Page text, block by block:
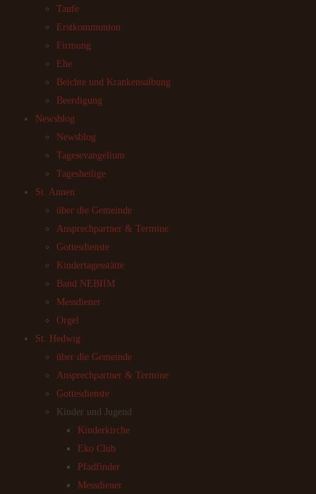
Taufe
Erstkommunion
Firmung
Ehe
Beichte und Krankensalbung
Beerdigung
Newsblog
Newsblog
Tagesevangelium
Tagesheilige
St. Annen
über die Gemeinde
Ansprechpartner & Termine
Gottesdienste
Kindertagesstätte
Band NEBIIM
Messdiener
Orgel
St. Hedwig
über die Gemeinde
Ansprechpartner & Termine
Gottesdienste
Kinder und Jugend
Kinderkirche
Eko Club
Pfadfinder
Messdiener